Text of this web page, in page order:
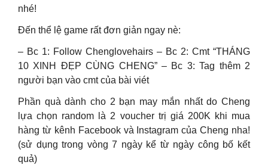
nhé!
Đến thể lệ game rất đơn giản ngay nè:
– Bc 1: Follow Chenglovehairs – Bc 2: Cmt “THÁNG
10 XINH ĐẸP CÙNG CHENG” – Bc 3: Tag thêm 2
người bạn vào cmt của bài viét
Phần quà dành cho 2 bạn may mắn nhất do Cheng
lựa chọn random là 2 voucher trị giá 200K khi mua
hàng từ kênh Facebook và Instagram của Cheng nha!
(sử dụng trong vòng 7 ngày kể từ ngày công bố kết
quả)